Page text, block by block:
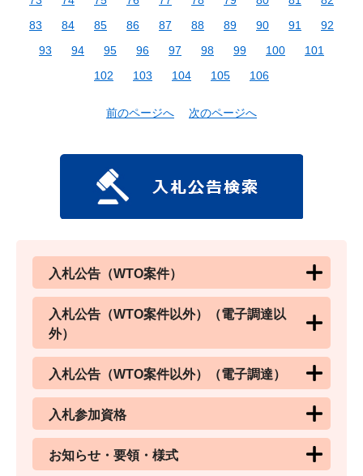
83
84 85 86 87 88 89 90 91
92
93
94 95 96 97 98 99 100
101
102
103 104 105 106
前のページへ 次のページへ
入札公告（WTO案件）
入札公告（WTO案件以外）（電子調達以
外）
入札公告（WTO案件以外）（電子調達）
入札参加資格
お知らせ・要領・様式